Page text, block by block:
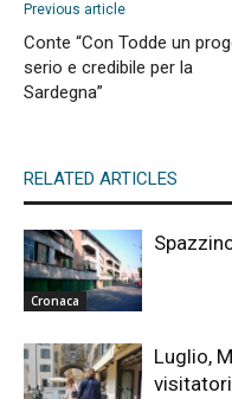
Previous article
Conte “Con Todde un
serio e credibile per la
Sardegna”
RELATED ARTICLES
Cronaca
Luglio,